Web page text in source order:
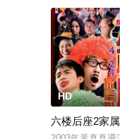
HD
六楼后座2家